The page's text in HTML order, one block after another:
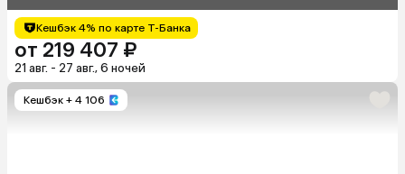
Кешбэк 4% по карте Т-Банка
от 219 407 ₽
21 авг. - 27 авг., 6 ночей
Кешбэк + 4 106